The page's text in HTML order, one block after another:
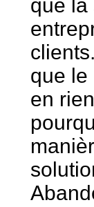
que la
que le
en